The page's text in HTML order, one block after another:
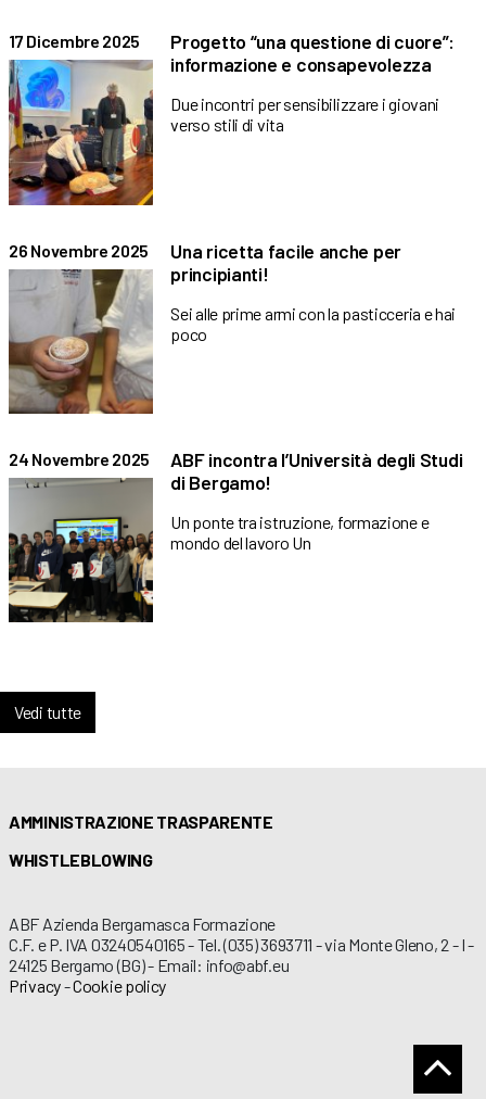
17 Dicembre 2025
Progetto “una questione di cuore”:
informazione e consapevolezza
Due incontri per sensibilizzare i giovani
verso stili di vita
26 Novembre 2025
Una ricetta facile anche per
principianti!
Sei alle prime armi con la pasticceria e hai
poco
24 Novembre 2025
ABF incontra l’Università degli Studi
di Bergamo!
Un ponte tra istruzione, formazione e
mondo del lavoro Un
Vedi tutte
AMMINISTRAZIONE TRASPARENTE
WHISTLEBLOWING
ABF Azienda Bergamasca Formazione
C.F. e P. IVA 03240540165 - Tel. (035) 3693711 - via Monte Gleno, 2 - I -
24125 Bergamo (BG) - Email: info@abf.eu
Privacy-Cookie policy